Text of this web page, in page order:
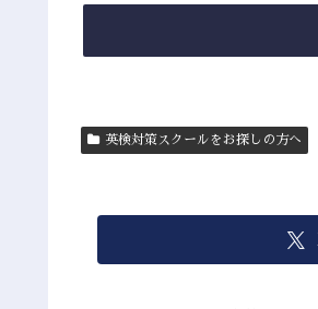
英検対策スクールをお探しの方へ